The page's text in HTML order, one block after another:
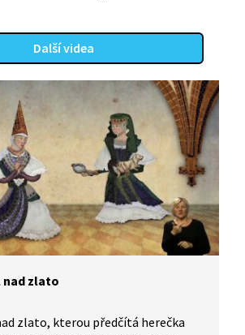
Další videa
nad zlato
zlato, kterou předčítá herečka